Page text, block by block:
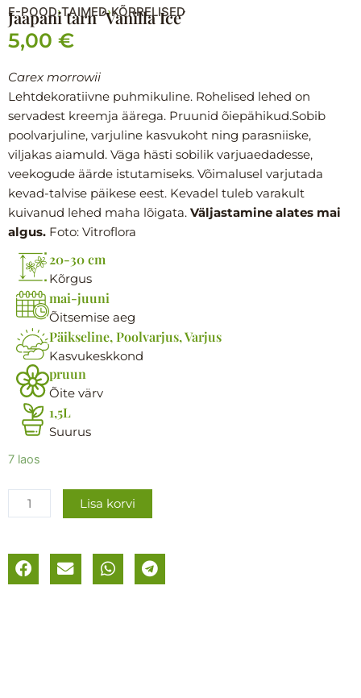
E-POOD›TAIMED›KÕRRELISED
Jaapani tarn ´Vanilla Ice´
5,00 €
Carex morrowii
Lehtdekoratiivne puhmikuline. Rohelised lehed on
servadest kreemja äärega. Pruunid õiepähikud.Sobib
poolvarjuline, varjuline kasvukoht ning parasniiske,
viljakas aiamuld. Väga hästi sobilik varjuaedadesse,
veekogude äärde istutamiseks. Võimalusel varjutada
kevad-talvise päikese eest. Kevadel tuleb varakult
kuivanud lehed maha lõigata. Väljastamine alates mai
algus. Foto: Vitroflora
20-30 cm
Kõrgus
mai-juuni
Õitsemise aeg
Päikseline, Poolvarjus, Varjus
Kasvukeskkond
pruun
Õite värv
1,5L
Suurus
7 laos
Jaapani
´Vanilla
Ice
kogus
Lisa korvi